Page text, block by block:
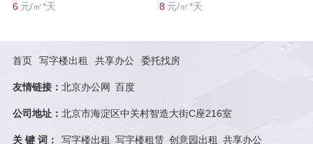
6 元/㎡*天
8 元/㎡*天
首页 写字楼出租 共享办公 委托找房
友情链接： 北京办公网 百度
公司地址： 北京市海淀区中关村智造大街C座216室
关 键 词： 写字楼出租 写字楼租赁 创意园出租 共享办公